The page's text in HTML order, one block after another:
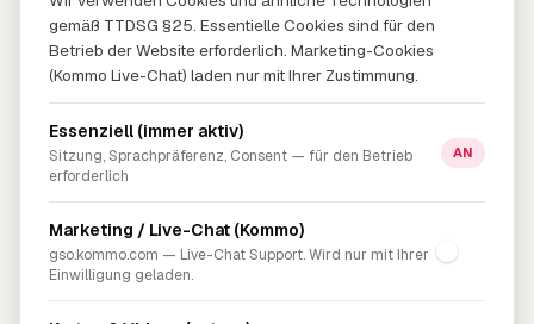
gemäß TTDSG §25. Essentielle Cookies sind für den
Betrieb der Website erforderlich. Marketing-Cookies
(Kommo Live-Chat) laden nur mit Ihrer Zustimmung.
Essenziell (immer aktiv)
Sitzung, Sprachpräferenz, Consent — für den Betrieb
erforderlich
AN
Marketing / Live-Chat (Kommo)
gso.kommo.com — Live-Chat Support. Wird nur mit Ihrer
Einwilligung geladen.
Strom & Gas
Problem-Lösung
Über uns
Blog
FAQ
Kontakt